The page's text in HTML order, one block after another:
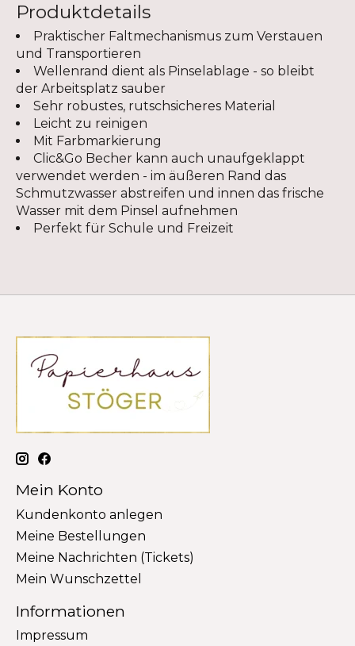
Produktdetails
Praktischer Faltmechanismus zum Verstauen
und Transportieren
Wellenrand dient als Pinselablage - so bleibt
der Arbeitsplatz sauber
Sehr robustes, rutschsicheres Material
Leicht zu reinigen
Mit Farbmarkierung
Clic&Go Becher kann auch unaufgeklappt
verwendet werden - im äußeren Rand das
Schmutzwasser abstreifen und innen das frische
Wasser mit dem Pinsel aufnehmen
Perfekt für Schule und Freizeit
Mein Konto
Kundenkonto anlegen
Meine Bestellungen
Meine Nachrichten (Tickets)
Mein Wunschzettel
Informationen
Impressum